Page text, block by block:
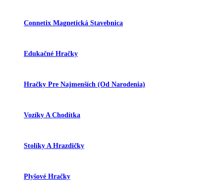
Connetix Magnetická Stavebnica
Edukačné Hračky
Hračky Pre Najmenších (od Narodenia)
Vozíky A Chodítka
Stolíky A Hrazdičky
Plyšové Hračky